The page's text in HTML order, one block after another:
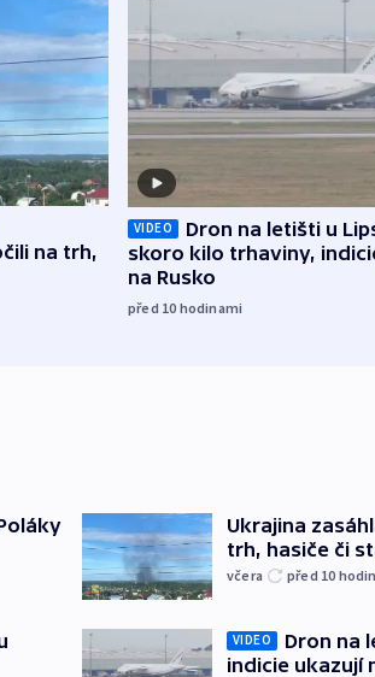
na trh,
VIDEO
Dron na letišti u
skoro kilo trhaviny,
na Rusko
před 10 hodinami
Ukrajina
trh, hasiče či
včera před 10
VIDEO
Dron na
indicie ukazují